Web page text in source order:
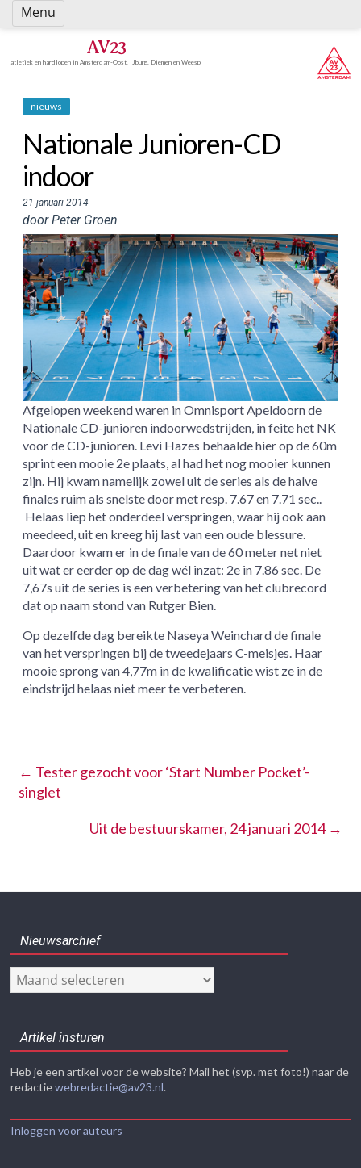
Spring
naar
AV23
atletiek en hardlopen in Amsterdam-Oost, IJburg, Diemen en Weesp
nieuws
Nationale Junioren-CD
indoor
21 januari 2014
door Peter Groen
Afgelopen weekend waren in Omnisport Apeldoorn de
Nationale CD-junioren indoorwedstrijden, in feite het NK
voor de CD-junioren. Levi Hazes behaalde hier op de 60m
sprint een mooie 2e plaats, al had het nog mooier kunnen
zijn. Hij kwam namelijk zowel uit de series als de halve
finales ruim als snelste door met resp. 7.67 en 7.71 sec..
Helaas liep het onderdeel verspringen, waar hij ook aan
meedeed, uit en kreeg hij last van een oude blessure.
Daardoor kwam er in de finale van de 60 meter net niet
uit wat er eerder op de dag wél inzat: 2e in 7.86 sec. De
7,67s uit de series is een verbetering van het clubrecord
dat op naam stond van Rutger Bien.
Op dezelfde dag bereikte Naseya Weinchard de finale
van het verspringen bij de tweedejaars C-meisjes. Haar
mooie sprong van 4,77m in de kwalificatie wist ze in de
eindstrijd helaas niet meer te verbeteren.
← Tester gezocht voor ‘Start Number Pocket’-
singlet
Uit de bestuurskamer, 24 januari 2014 →
Nieuwsarchief
Nieuwsarchief
Artikel insturen
Heb je een artikel voor de website? Mail het (svp. met foto!) naar de
redactiewebredactie@av23.nl.
Inloggen voor auteurs
Menu